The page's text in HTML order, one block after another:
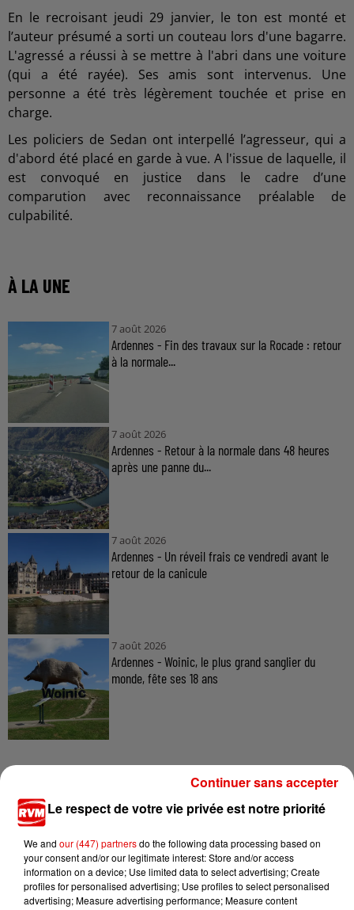
En le recroisant jeudi 29 janvier, le ton est monté et
l’auteur présumé a sorti un couteau lors d'une bagarre.
L'agressé a réussi à se mettre à l'abri dans une voiture
(qui a été rayée). Ses amis sont intervenus. Une
personne a été très légèrement touchée et prise en
charge.
Les policiers de Sedan ont interpellé l’agresseur, qui a
d'abord été placé en garde à vue. A l'issue de laquelle, il
est convoqué en justice dans le cadre d’une
comparution avec reconnaissance préalable de
culpabilité.
À LA UNE
7 août 2026
Ardennes - Fin des travaux sur la Rocade : retour
à la normale...
7 août 2026
Ardennes - Retour à la normale dans 48 heures
après une panne du...
7 août 2026
Ardennes - Un réveil frais ce vendredi avant le
retour de la canicule
7 août 2026
Ardennes - Woinic, le plus grand sanglier du
monde, fête ses 18 ans
TITRES DIFFUSÉS
21h39
21h39 21h35
21h35 21h32
21h32
Le respect de votre vie privée est notre priorité
We and our (447) partnersdo the following data processing based on
your consent and/or our legitimate interest: Store and/or access
information on a device; Use limited data to select advertising; Create
profiles for personalised advertising; Use profiles to select personalised
advertising; Measure advertising performance; Measure content
Continuer sans accepter